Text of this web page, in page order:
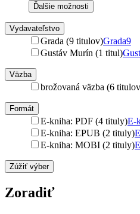
Ďalšie možnosti
Vydavateľstvo
Grada (9 titulov)Grada9
Gustáv Murín (1 titul)
Väzba
brožovaná väzba (6
Formát
E-kniha: PDF (4 tituly)E-
E-kniha: EPUB (2 tituly)
E-kniha: MOBI (2 tituly)
Zúžiť výber
Zoradiť